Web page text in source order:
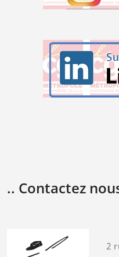
.. Contactez
2